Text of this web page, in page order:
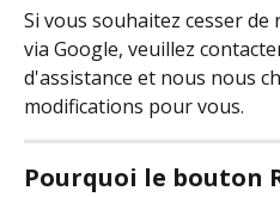
Si vous souhaitez cesser
via Google, veuillez
d'assistance et nous nous
modifications pour vous.
Pourquoi le bouton